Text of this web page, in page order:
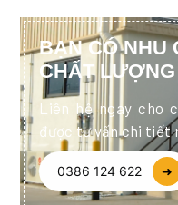
BẠN CÓ NHU
CHẤT
Liên hệ ngay cho
được tư vấn chi tiết
0386 124 622 ➜